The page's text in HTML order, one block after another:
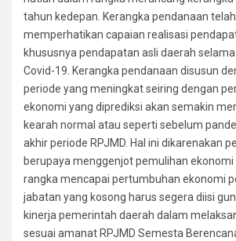
tahun kedepan. Kerangka pendanaan
memperhatikan capaian realisasi
khususnya pendapatan asli daerah
Covid-19. Kerangka pendanaan disusun
periode yang meningkat seiring dengan
ekonomi yang diprediksi akan semakin
kearah normal atau seperti sebelum
akhir periode RPJMD. Hal ini dikarenakan
berupaya menggenjot pemulihan
rangka mencapai pertumbuhan ekonomi
jabatan yang kosong harus segera diisi
kinerja pemerintah daerah dalam
sesuai amanat RPJMD Semesta